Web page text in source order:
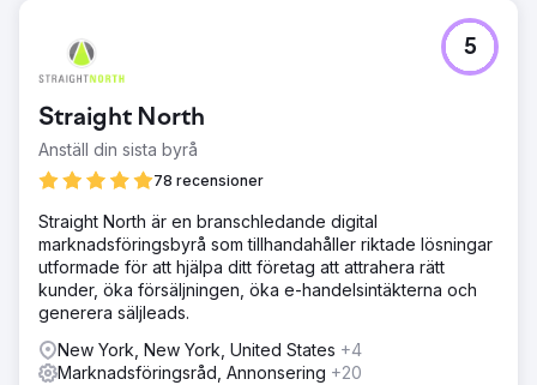
Straight North
Anställ din sista byrå
78 recensioner
5
Straight North är en branschledande digital
marknadsföringsbyrå som tillhandahåller riktade lösningar
utformade för att hjälpa ditt företag att attrahera rätt
kunder, öka försäljningen, öka e-handelsintäkterna och
generera säljleads.
New York, New York, United States +4
Marknadsföringsråd, Annonsering +20